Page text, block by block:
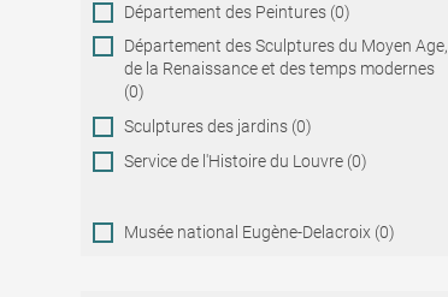
Département des Peintures (0)
Département des Sculptures du Moyen Age,
de la Renaissance et des temps modernes
(0)
Sculptures des jardins (0)
Service de l'Histoire du Louvre (0)
Musée national Eugène-Delacroix (0)